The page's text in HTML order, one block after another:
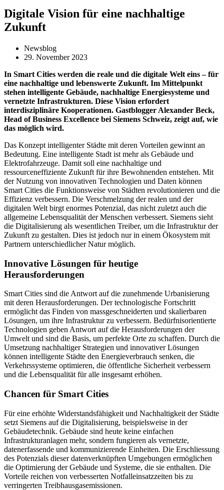
Digitale Vision für eine nachhaltige
Zukunft
Newsblog
29. November 2023
In Smart Cities werden die reale und die digitale Welt eins – für
eine nachhaltige und lebenswerte Zukunft. Im Mittel­punkt
stehen intelligente Gebäude, nachhaltige Energiesysteme und
vernetzte Infrastrukturen. Diese Vision erfordert
interdisziplinäre Kooperationen. Gastblogger Alexander Beck,
Head of Business Excellence bei Siemens Schweiz, zeigt auf, wie
das möglich wird.
Das Konzept intelligenter Städte mit deren Vorteilen gewinnt an
Bedeutung. Eine intelligente Stadt ist mehr als Gebäude und
Elektrofahrzeuge. Damit soll eine nachhaltige und
ressourceneffiziente Zukunft für ihre Bewohnenden entstehen. Mit
der Nutzung von innovativen Technologien und Daten können
Smart Cities die Funktionsweise von Städten revolutionieren und die
Effizienz verbessern. Die Verschmelzung der realen und der
digitalen Welt birgt enormes Potenzial, das nicht zuletzt auch die
allgemeine Lebensqualität der Menschen verbessert. Siemens sieht
die Digitalisierung als wesentlichen Treiber, um die Infrastruktur der
Zukunft zu gestalten. Dies ist jedoch nur in einem Ökosystem mit
Partnern unterschiedlicher Natur möglich.
Innovative Lösungen für heutige
Herausforderungen
Smart Cities sind die Antwort auf die zunehmende Urbanisierung
mit deren Herausforderungen. Der technologische Fortschritt
ermöglicht das Finden von massgeschneiderten und skalierbaren
Lösungen, um ihre Infrastruktur zu verbessern. Bedürfnisorientierte
Technologien geben Antwort auf die Herausforderungen der
Umwelt und sind die Basis, um perfekte Orte zu schaffen. Durch die
Umsetzung nachhaltiger Strategien und innovativer Lösungen
können intelligente Städte den Energieverbrauch senken, die
Verkehrssysteme optimieren, die öffentliche Sicherheit verbessern
und die Lebensqualität für alle insgesamt erhöhen.
Chancen für Smart Cities
Für eine erhöhte Widerstandsfähigkeit und Nachhaltigkeit der Städte
setzt Siemens auf die Digitalisierung, beispielsweise in der
Gebäudetechnik. Gebäude sind heute keine einfachen
Infrastrukturanlagen mehr, sondern fungieren als vernetzte,
datenerfassende und kommunizierende Einheiten. Die Erschliessung
des Potenzials dieser datenverknüpften Umgebungen ermöglichen
die Optimierung der Gebäude und Systeme, die sie enthalten. Die
Vorteile reichen von verbesserten Notfalleinsatzzeiten bis zu
verringerten Treibhausgasemissionen.